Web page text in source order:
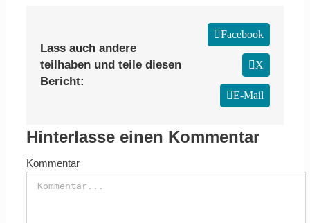
Lass auch andere
teilhaben und teile diesen
Bericht:
Facebook
X
E-Mail
Hinterlasse einen Kommentar
Kommentar